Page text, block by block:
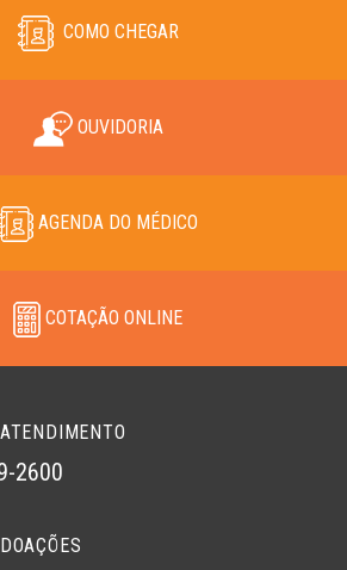
COMO CHEGAR
OUVIDORIA
AGENDA DO MÉDICO
COTAÇÃO ONLINE
2600